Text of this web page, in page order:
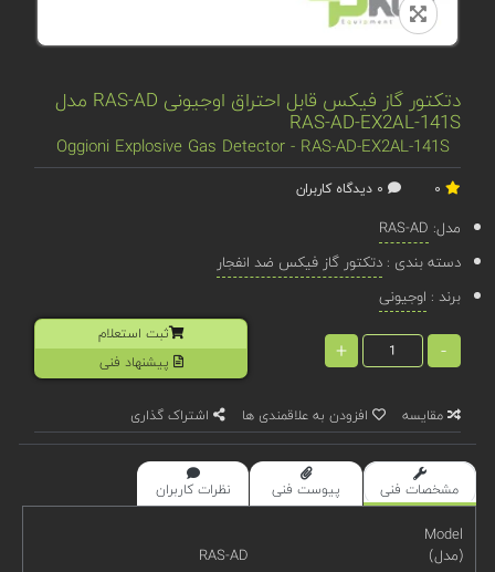
دتکتور گاز فیکس قابل احتراق اوجیونی RAS-AD مدل
RAS-AD-EX2AL-141S
Oggioni Explosive Gas Detector - RAS-AD-EX2AL-141S
مدل: RAS-AD
دسته بندی :دتکتور گاز فیکس ضد انفجار
برند : اوجیونی
-
+
ثبت استعلام
پیشنهاد فنی
مقایسه افزودن به علاقمندی ها اشتراک گذاری
مشخصات فنی پیوست فنی نظرات کاربران
Model
(مدل)
RAS-AD